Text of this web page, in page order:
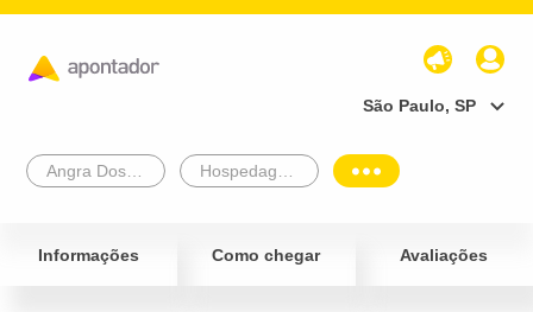
São Paulo, SP
Informações Como chegar Avaliações